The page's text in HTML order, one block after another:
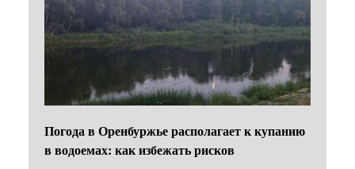
Погода в Оренбуржье располагает к купанию
в водоемах: как избежать рисков